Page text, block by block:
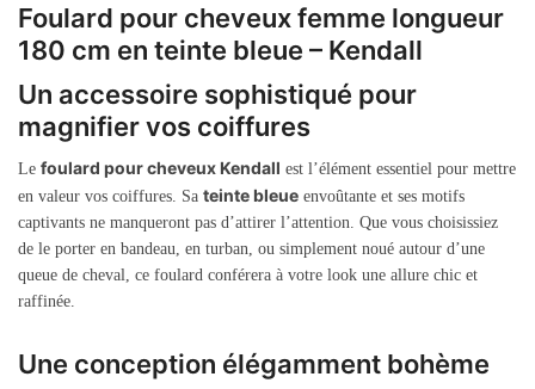
Foulard pour cheveux femme longueur
180 cm en teinte bleue – Kendall
Un accessoire sophistiqué pour
magnifier vos coiffures
Le foulard pour cheveux Kendall est l’élément essentiel pour mettre
en valeur vos coiffures. Sa teinte bleue envoûtante et ses motifs
captivants ne manqueront pas d’attirer l’attention. Que vous choisissiez
de le porter en bandeau, en turban, ou simplement noué autour d’une
queue de cheval, ce foulard conférera à votre look une allure chic et
raffinée.
Une conception élégamment bohème